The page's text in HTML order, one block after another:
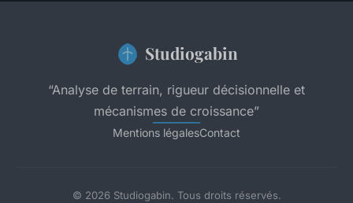
Studiogabin
“Analyse de terrain, rigueur décisionnelle et
mécanismes de croissance”
Mentions légalesContact
© 2026 Studiogabin. Tous droits réservés.